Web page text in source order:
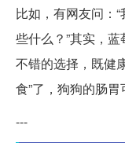
比如，有网友问：
些什么？”其实，
不错的选择，既健
食”了，狗狗的肠胃
---